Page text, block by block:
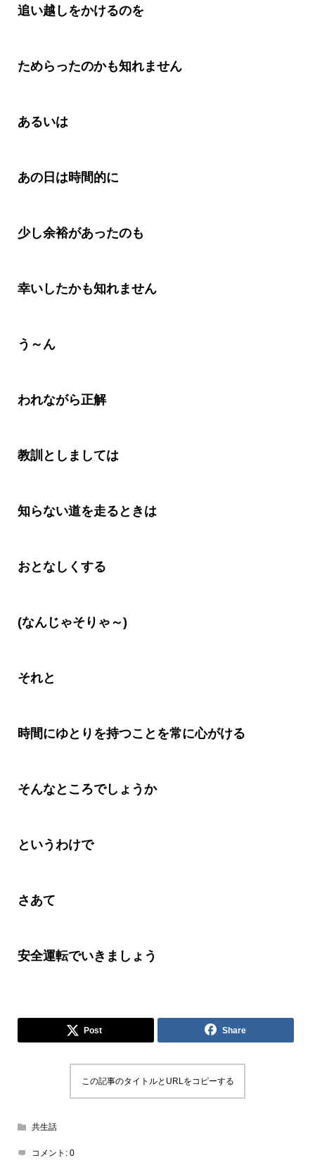
追い越しをかけるのを
ためらったのかも知れません
あるいは
あの日は時間的に
少し余裕があったのも
幸いしたかも知れません
う～ ん
われながら正解
教訓としましては
知らない道を走るときは
おとなしくする
(なんじゃそりゃ～)
それと
時間にゆとりを持つことを常に心がける
そんなところでしょうか
というわけで
さあて
安全運転でいきましょう
Post Share
この記事のタイトルとURLをコピーする
共生話
コメント: 0